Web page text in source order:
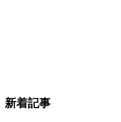
新着記事